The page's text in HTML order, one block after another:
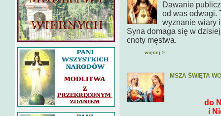
Dawanie
od was odwagi.
wyznanie wiary
Syna domaga się w
cnoty męstwa.
więcej >
MSZA ŚWIĘTA
do
i